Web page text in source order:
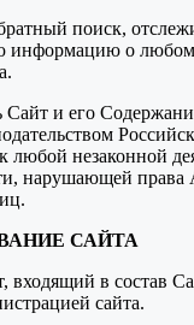
поиск,
информацию о
Сайт и его
любой незаконной
нарушающей
САЙТА
входящий в состав
сайта.